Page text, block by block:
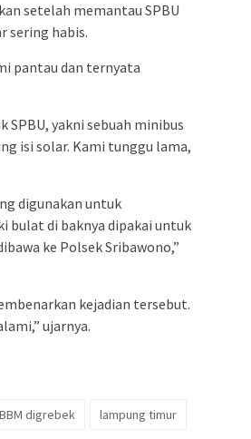
setelah memantau SPBU
sering habis.
pantau dan ternyata
SPBU, yakni sebuah minibus
isi solar. Kami tunggu lama,
digunakan untuk
bulat di baknya dipakai untuk
ke Polsek Sribawono,”
kejadian tersebut.
ujarnya.
digrebek
lampung timur